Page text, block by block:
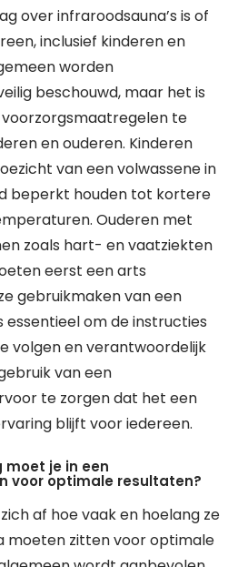
over infraroodsauna’s is of
inclusief kinderen en
worden
beschouwd, maar het is
te
en ouderen. Kinderen
van een volwassene in
beperkt houden tot kortere
Ouderen met
zoals hart- en vaatziekten
eerst een arts
gebruikmaken van een
essentieel om de instructies
volgen en verantwoordelijk
van een
te zorgen dat het een
blijft voor iedereen.
moet je in een
voor optimale resultaten?
af hoe vaak en hoelang ze
moeten zitten voor optimale